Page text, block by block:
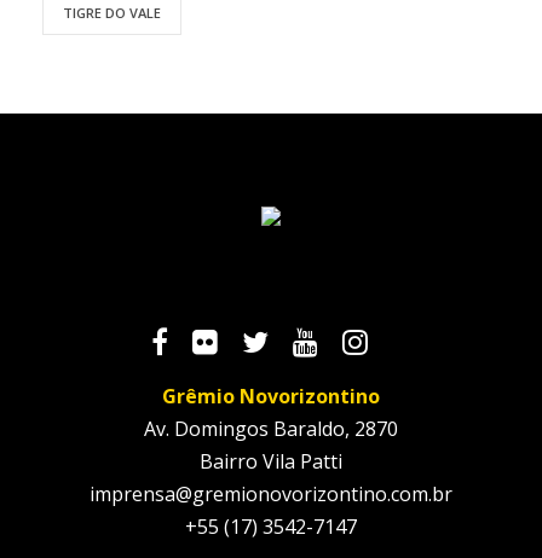
TIGRE DO VALE
Grêmio Novorizontino
Av. Domingos Baraldo, 2870
Bairro Vila Patti
imprensa@gremionovorizontino.com.br
+55 (17) 3542-7147